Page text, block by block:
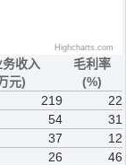
Highcharts.com
收入
元)
毛利率
(%)
219
22
54
31
37
12
26
46